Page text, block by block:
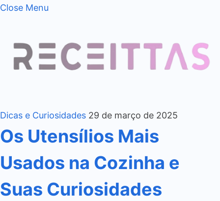
Close Menu
Dicas e Curiosidades 29 de março de 2025
Os Utensílios Mais
Usados na Cozinha e
Suas Curiosidades